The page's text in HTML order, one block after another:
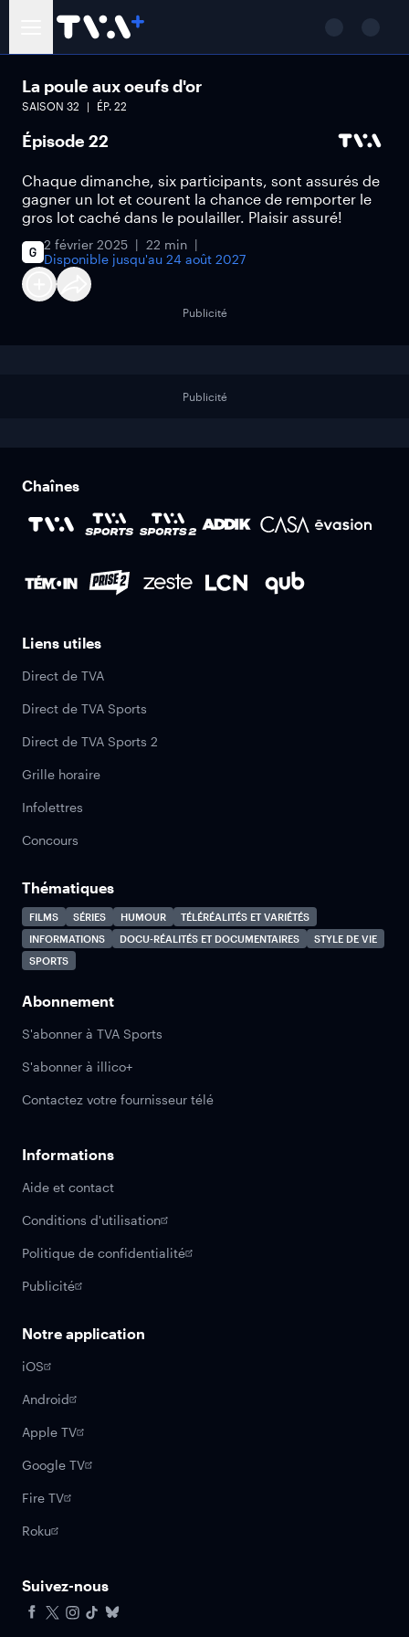
La poule aux oeufs d'or
SAISON 32 ÉP. 22
Épisode 22
Chaque dimanche, six participants, sont assurés de
gagner un lot et courent la chance de remporter le
gros lot caché dans le poulailler. Plaisir assuré!
2 février 2025
22 min
Disponible jusqu'au 24 août 2027
Publicité
Publicité
Chaînes
Liens utiles
Direct de TVA
Direct de TVA Sports
Direct de TVA Sports 2
Grille horaire
Infolettres
Concours
Thématiques
FILMS SÉRIES HUMOUR
TÉLÉRÉALITÉS ET VARIÉTÉS
INFORMATIONS
DOCU-RÉALITÉS ET DOCUMENTAIRES
STYLE DE VIE
SPORTS
Abonnement
S'abonner à TVA Sports
S'abonner à illico+
Contactez votre fournisseur télé
Informations
Aide et contact
Conditions d'utilisation
Politique de confidentialité
Publicité
Notre application
iOS
Android
Apple TV
Google TV
Fire TV
Roku
Suivez-nous